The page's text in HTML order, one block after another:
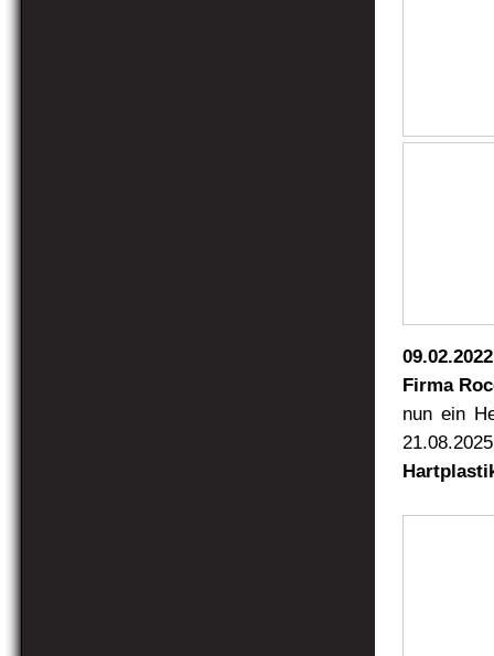
Firma
nun ein